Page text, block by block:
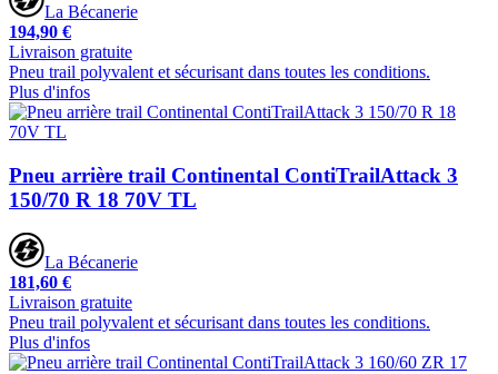
La Bécanerie
194,90 €
Livraison gratuite
Pneu trail polyvalent et sécurisant dans toutes les conditions.
Plus d'infos
Pneu arrière trail Continental ContiTrailAttack 3
150/70 R 18 70V TL
La Bécanerie
181,60 €
Livraison gratuite
Pneu trail polyvalent et sécurisant dans toutes les conditions.
Plus d'infos